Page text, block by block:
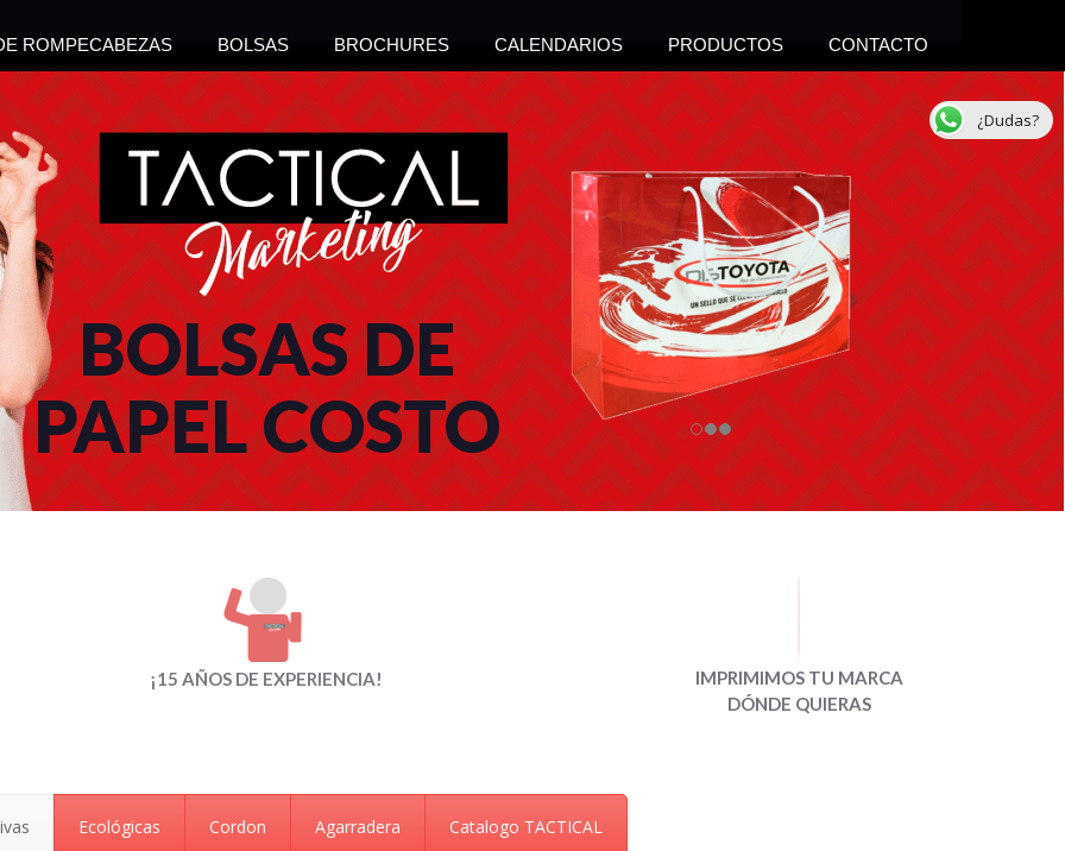
ROMPECABEZAS BOLSAS BROCHURES CALENDARIOS PRODUCTOS CONTACTO
BOLSAS DE
PAPEL COSTO
¡15 AÑOS DE EXPERIENCIA!
IMPRIMIMOS TU MARCA
DÓNDE QUIERAS
Ecológicas Cordon Agarradera Catalogo TACTICAL
¿Dudas?